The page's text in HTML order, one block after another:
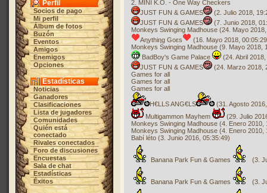
Perfil
Socios de pago
Mi perfil
Álbum de fotos
Buzón
Eventos
Amigos
Enemigos
Opciones
Estadísticas
Noticias
Ganadores
Clasificaciones
Lista de jugadores
Comunidades
Quién está
conectado
Rivales conectados
Foro de discusiones
Encuestas
Sala de chat
Estadísticas
Éxitos
2. MINI K.O. - One Way Checkers
JUST FUN & GAMES
(2. Julio 2018,
JUST FUN & GAMES
(7. Junio 2018,
Monkeys Swinging Madhouse (24. Mayo
Aηythiηg Goεs
(16. Mayo 2018,
Monkeys Swinging Madhouse (9. Mayo 2018,
BadBoy's Game Palace
(24. Abril
JUST FUN & GAMES
(24. Marzo 2018,
Games for all
Games for all
Games for all
H€LLS ANG€LS
(31. Agosto
Multigammon Mayhem
(29. Julio
Monkeys Swinging Madhouse (4. Enero 2010,
Monkeys Swinging Madhouse (4. Enero 2010,
Babí léto (3. Junio 2016, 05:35:49)
Banana Park Fun & Games (3.
Banana Park Fun & Games (3.